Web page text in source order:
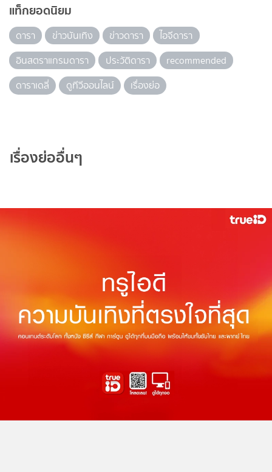
แท็กยอดนิยม
ดารา ข่าวบันเทิง ข่าวดารา
ไอจีดารา
อินสตราแกรมดารา
ประวัติดารา
recommended
ดาราเดลี่
ดูทีวีออนไลน์ เรื่องย่อ
เรื่องย่ออื่นๆ